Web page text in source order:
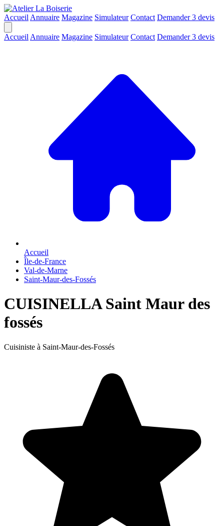
Accueil Annuaire Magazine Simulateur Contact Demander 3 devis
Accueil Annuaire Magazine Simulateur Contact Demander 3 devis
Accueil
Île-de-France
Val-de-Marne
Saint-Maur-des-Fossés
CUISINELLA Saint Maur des
fossés
Cuisiniste à Saint-Maur-des-Fossés